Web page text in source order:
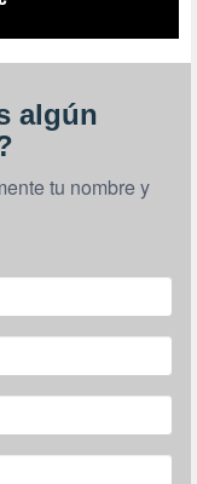
algún
tu nombre y